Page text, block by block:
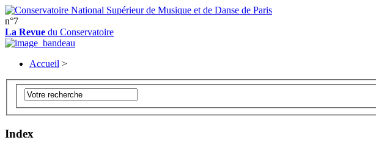
n°7
La Revue du Conservatoire
Accueil >
Index